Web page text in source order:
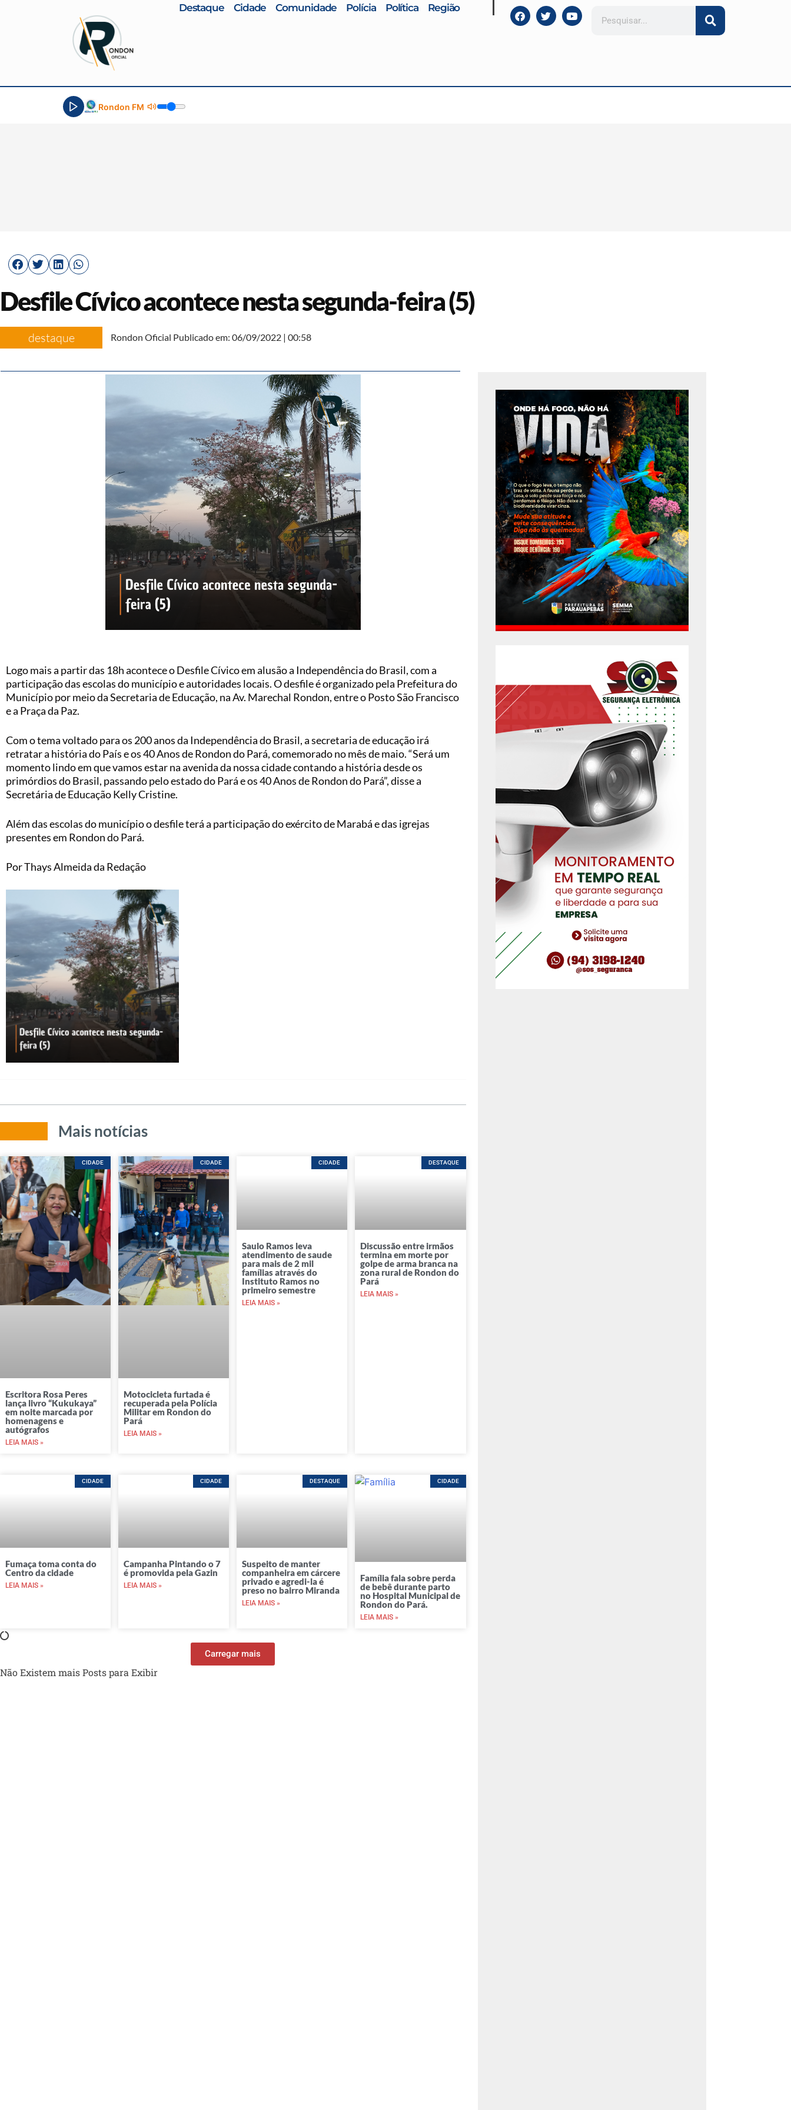
Destaque Cidade Comunidade Polícia Política Região
Rondon FM
Desfile Cívico acontece nesta segunda-feira (5)
destaque Rondon Oficial Publicado em:06/09/2022 | 00:58
Logo mais a partir das 18h acontece o Desfile Cívico em alusão a Independência do Brasil, com a
participação das escolas do município e autoridades locais. O desfile é organizado pela Prefeitura do
Município por meio da Secretaria de Educação, na Av. Marechal Rondon, entre o Posto São Francisco
e a Praça da Paz.
Com o tema voltado para os 200 anos da Independência do Brasil, a secretaria de educação irá
retratar a história do País e os 40 Anos de Rondon do Pará, comemorado no mês de maio. “Será um
momento lindo em que vamos estar na avenida da nossa cidade contando a história desde os
primórdios do Brasil, passando pelo estado do Pará e os 40 Anos de Rondon do Pará”, disse a
Secretária de Educação Kelly Cristine.
Além das escolas do município o desfile terá a participação do exército de Marabá e das igrejas
presentes em Rondon do Pará.
Por Thays Almeida da Redação
Mais notícias
CIDADE
Escritora Rosa Peres
lança livro “Kukukaya”
em noite marcada por
homenagens e
autógrafos
LEIA MAIS »
CIDADE
Motocicleta furtada é
recuperada pela Polícia
Militar em Rondon do
Pará
LEIA MAIS »
CIDADE
Saulo Ramos leva
atendimento de saude
para mais de 2 mil
famílias através do
Instituto Ramos no
primeiro semestre
LEIA MAIS »
DESTAQUE
Discussão entre irmãos
termina em morte por
golpe de arma branca na
zona rural de Rondon do
Pará
LEIA MAIS »
CIDADE
Fumaça toma conta do
Centro da cidade
LEIA MAIS »
CIDADE
Campanha Pintando o 7
é promovida pela Gazin
LEIA MAIS »
DESTAQUE
Suspeito de manter
companheira em cárcere
privado e agredi-la é
preso no bairro Miranda
LEIA MAIS »
CIDADE
Família fala sobre perda
de bebê durante parto
no Hospital Municipal de
Rondon do Pará.
LEIA MAIS »
Carregar mais
Não Existem mais Posts para Exibir